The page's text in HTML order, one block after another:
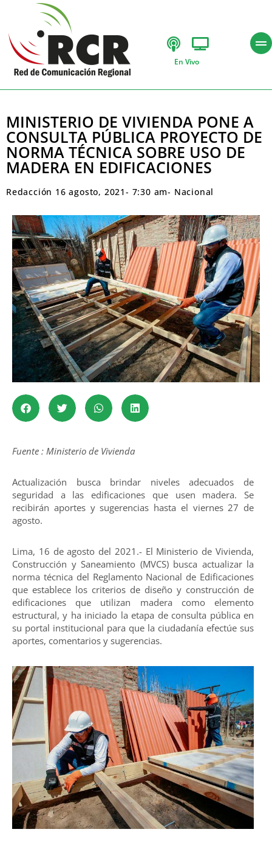
En Vivo
MINISTERIO DE VIVIENDA PONE A
CONSULTA PÚBLICA PROYECTO DE
NORMA TÉCNICA SOBRE USO DE
MADERA EN EDIFICACIONES
Redacción 16 agosto, 2021- 7:30 am- Nacional
Fuente : Ministerio de Vivienda
Actualización busca brindar niveles adecuados de
seguridad a las edificaciones que usen madera. Se
recibirán aportes y sugerencias hasta el viernes 27 de
agosto.
Lima, 16 de agosto del 2021.- El Ministerio de Vivienda,
Construcción y Saneamiento (MVCS) busca actualizar la
norma técnica del Reglamento Nacional de Edificaciones
que establece los criterios de diseño y construcción de
edificaciones que utilizan madera como elemento
estructural, y ha iniciado la etapa de consulta pública en
su portal institucional para que la ciudadanía efectúe sus
aportes, comentarios y sugerencias.